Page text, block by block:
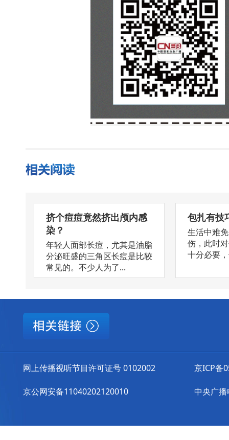
挤个痘痘竟然挤出颅内感
染？
年轻人面部长痘，尤其是油脂
分泌旺盛的三角区长痘是比较
常见的。不少人为了...
包扎有技
生活中难
伤，此时
十分必要
网上传播视听节目许可证号 0102002
京公网安备11040202120010
京ICP备
中央广